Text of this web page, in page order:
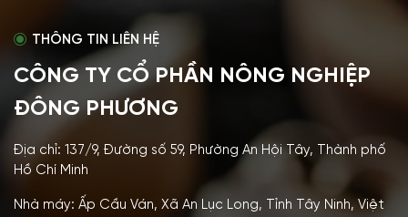
THÔNG TIN LIÊN HỆ
CÔNG TY CỔ PHẦN NÔNG NGHIỆP
ĐÔNG PHƯƠNG
Địa chỉ: 137/9, Đường số 59, Phường An Hội Tây, Thành phố
Hồ Chí Minh
Nhà máy: Ấp Cầu Ván, Xã An Lục Long, Tỉnh Tây Ninh, Việt